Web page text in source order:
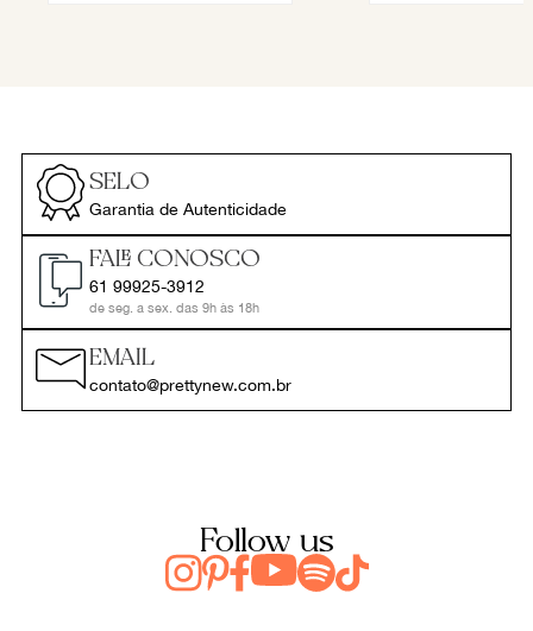
SELO
Garantia de Autenticidade
FALE CONOSCO
61 99925-3912
de seg. a sex. das 9h às 18h
EMAIL
contato@prettynew.com.br
Follow us